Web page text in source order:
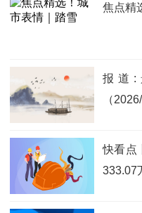
焦点精
报道:
（
快看点
333.07